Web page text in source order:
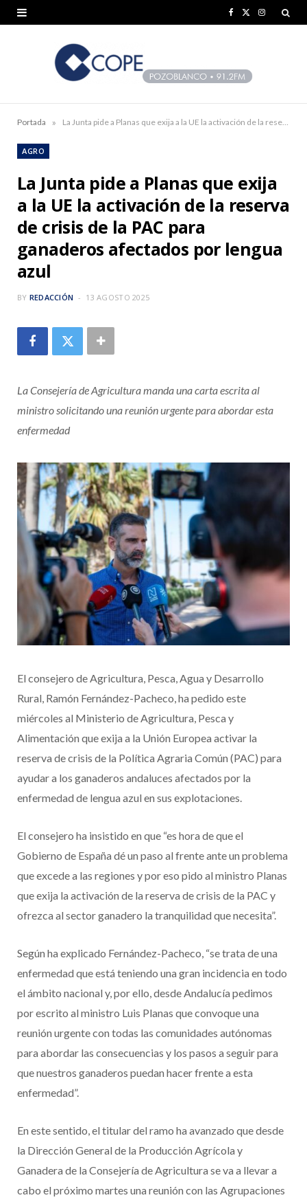
e
e
r
I
Portada »
AGRO
La Junta pide a Planas que exija
a la UE la activación de la reserva
de crisis de la PAC para
ganaderos afectados por lengua
azul
BY REDACCIÓN 13 AGOSTO 2025
La Consejería de Agricultura manda una carta escrita al
ministro solicitando una reunión urgente para abordar esta
enfermedad
El consejero de Agricultura, Pesca, Agua y Desarrollo
Rural, Ramón Fernández-Pacheco, ha pedido este
miércoles al Ministerio de Agricultura, Pesca y
Alimentación que exija a la Unión Europea activar la
reserva de crisis de la Política Agraria Común (PAC) para
ayudar a los ganaderos andaluces afectados por la
enfermedad de lengua azul en sus explotaciones.
El consejero ha insistido en que “es hora de que el
Gobierno de España dé un paso al frente ante un problema
que excede a las regiones y por eso pido al ministro Planas
que exija la activación de la reserva de crisis de la PAC y
ofrezca al sector ganadero la tranquilidad que necesita”.
Según ha explicado Fernández-Pacheco, “se trata de una
enfermedad que está teniendo una gran incidencia en todo
el ámbito nacional y, por ello, desde Andalucía pedimos
por escrito al ministro Luis Planas que convoque una
reunión urgente con todas las comunidades autónomas
para abordar las consecuencias y los pasos a seguir para
que nuestros ganaderos puedan hacer frente a esta
enfermedad”.
En este sentido, el titular del ramo ha avanzado que desde
la Dirección General de la Producción Agrícola y
Ganadera de la Consejería de Agricultura se va a llevar a
cabo el próximo martes una reunión con las Agrupaciones